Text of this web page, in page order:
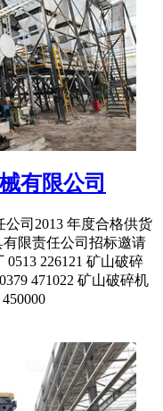
有限公司
司2013 年度合格供货
限责任公司招标邀请
226121 矿山破碎
471022 矿山破碎机